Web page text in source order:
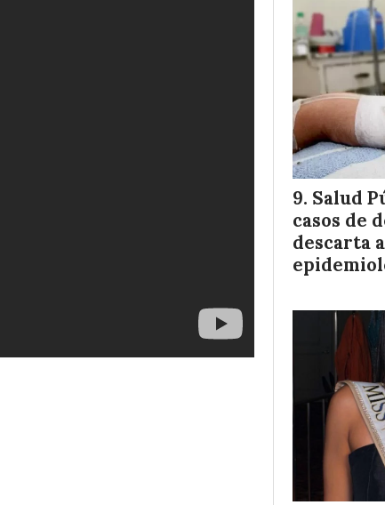
Salud
casos de
descarta